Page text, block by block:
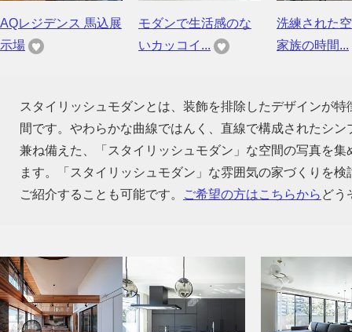
AQレジデンス 馬込展
示場
モダンで生活感のな
いカッコイ...
洗練された
家族の時間...
スタイリッシュモダンとは、装飾を排除したデザインが
間です。やわらかな曲線ではんく、直線で構成されたシ
兼ね備えた、「スタイリッシュモダン」な空間の写真を
ます。「スタイリッシュモダン」な雰囲気の家づくりを
ご紹介することも可能です。
ご希望の方はこちらから どう